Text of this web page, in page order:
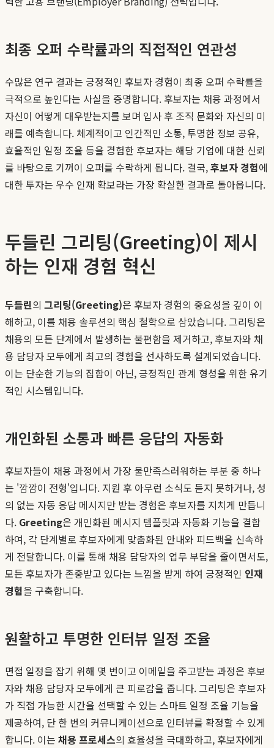
최종 오퍼 수락률과의 직접적인 연관성
수많은 연구 결과는 긍정적인 후보자 경험이 최종 오퍼 수락률을
극적으로 높인다는 사실을 증명합니다. 후보자는 채용 과정에서
자신이 어떻게 대우받는지를 보며 입사 후 조직 문화와 자신의 미
래를 예측합니다. 체계적이고 인간적인 소통, 투명한 정보 공유,
효율적인 일정 조율 등을 경험한 후보자는 해당 기업에 대한 신뢰
를 바탕으로 기꺼이 오퍼를 수락하게 됩니다. 결국,후보자 경험에
대한 투자는 우수 인재 확보라는 가장 확실한 결과로 돌아옵니다.
두들린 그리팅(Greeting)이 제시
하는 인재 경험 혁신
두들린의 그리팅(Greeting)은 후보자 경험의 중요성을 깊이 이
해하고, 이를 채용 솔루션의 핵심 철학으로 삼았습니다. 그리팅은
채용의 모든 단계에서 발생하는 불편함을 제거하고, 후보자와 채
용 담당자 모두에게 최고의 경험을 선사하도록 설계되었습니다.
이는 단순한 기능의 집합이 아닌, 긍정적인 관계 형성을 위한 유기
적인 시스템입니다.
개인화된 소통과 빠른 응답의 자동화
후보자들이 채용 과정에서 가장 불만족스러워하는 부분 중 하나
는 '깜깜이 전형'입니다. 지원 후 아무런 소식도 듣지 못하거나, 성
의 없는 자동 응답 메시지만 받는 경험은 후보자를 지치게 만듭니
다. Greeting은 개인화된 메시지 템플릿과 자동화 기능을 결합
하여, 각 단계별로 후보자에게 맞춤화된 안내와 피드백을 신속하
게 전달합니다. 이를 통해 채용 담당자의 업무 부담을 줄이면서도,
모든 후보자가 존중받고 있다는 느낌을 받게 하여 긍정적인 인재
경험을 구축합니다.
원활하고 투명한 인터뷰 일정 조율
면접 일정을 잡기 위해 몇 번이고 이메일을 주고받는 과정은 후보
자와 채용 담당자 모두에게 큰 피로감을 줍니다. 그리팅은 후보자
가 직접 가능한 시간을 선택할 수 있는 스마트 일정 조율 기능을
제공하여, 단 한 번의 커뮤니케이션으로 인터뷰를 확정할 수 있게
합니다. 이는 채용 프로세스의 효율성을 극대화하고, 후보자에게